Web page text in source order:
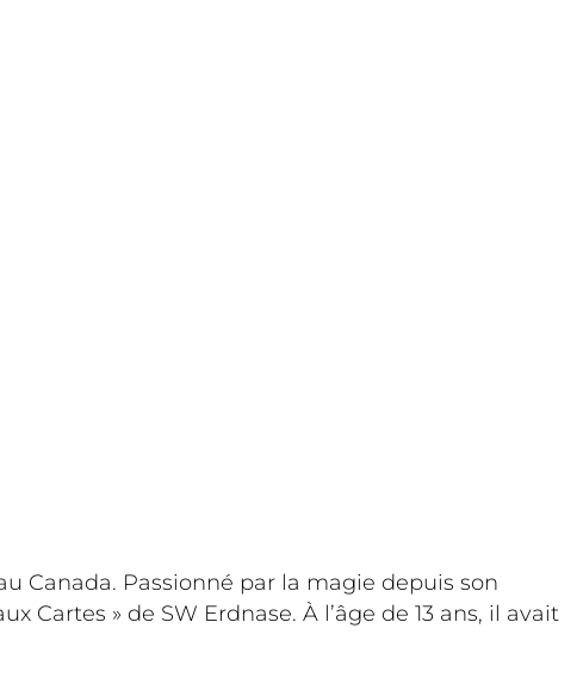
Canada. Passionné par la magie depuis son
Cartes » de SW Erdnase. À l’âge de 13 ans, il avait